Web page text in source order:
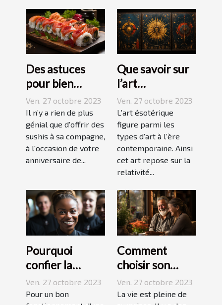
Des astuces
pour bien
réussir ses
sushis !
Ven. 27 octobre 2023
Il n’y a rien de plus
génial que d’offrir des
sushis à sa compagne,
à l'occasion de votre
anniversaire de...
Que savoir sur
l’art
ésotérique ?
Ven. 27 octobre 2023
L’art ésotérique
figure parmi les
types d’art à l’ère
contemporaine. Ainsi
cet art repose sur la
relativité...
Pourquoi
confier la
formation de
ses stagiaires à
Ven. 27 octobre 2023
Pour un bon
Comment
choisir son
assurance
Dépendance ?
Ven. 27 octobre 2023
La vie est pleine de